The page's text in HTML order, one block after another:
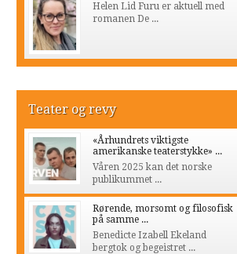
Helen Lid Furu er aktuell med
romanen De ...
Teater og revy
«Århundrets viktigste
amerikanske teaterstykke» ...
Våren 2025 kan det norske
publikummet ...
Rørende, morsomt og filosofisk
på samme ...
Benedicte Izabell Ekeland
bergtok og begeistret ...